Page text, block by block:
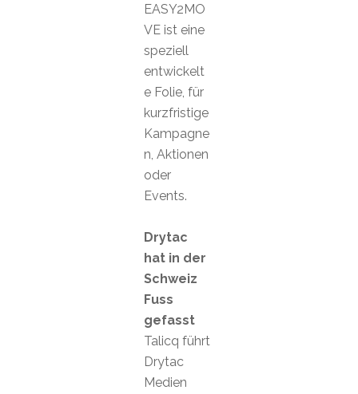
EASY2MO
VE ist eine
speziell
entwickelt
e Folie, für
kurzfristige
Kampagne
n, Aktionen
oder
Events.
Drytac
hat in der
Schweiz
Fuss
gefasst
Talicq führt
Drytac
Medien